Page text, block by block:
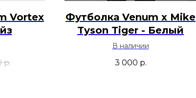
Vortex
р.
Футболка Venum x Mike
Tyson Tiger - Белый
В наличии
3 000 р.